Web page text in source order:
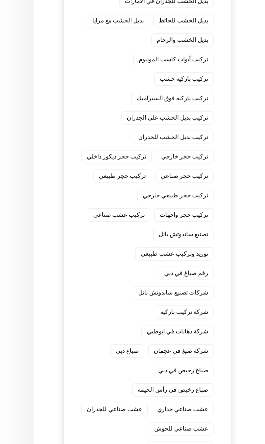
بديل الخشب للحائط بديل الخشب مع مرايا
بديل الخشب والرخام
تركيب أبواب كاست المونيوم
تركيب باركيه خشب
تركيب باركيه فوق السيراميك
تركيب بديل الخشب على الجدران
تركيب بديل الخشب للجدران
تركيب حجر خارجي تركيب حجر ديكور داخلي
تركيب حجر صناعي تركيب حجر طبيعي
تركيب حجر طبيعي خارجي
تركيب حجر واجهات تركيب عشب صناعي
تصنيع ساندوتش بانل
توريد وتركيب عشب طبيعي
رقم صباغ في دبي
شركات تصنيع ساندوتش بانل
شركة تركيب باركيه
شركة دهانات في ابوظبي
شركة صبغ في عجمان صباغ دبي
صباغ رخيص في دبي
صباغ رخيص في رأس الخيمة
عشب صناعي جداري عشب صناعي للجدران
عشب صناعي للحوش